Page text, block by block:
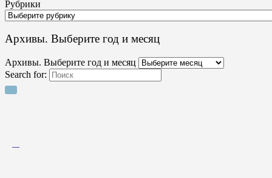
Рубрики
Архивы. Выберите год и месяц
Архивы. Выберите год и месяц
Search for: